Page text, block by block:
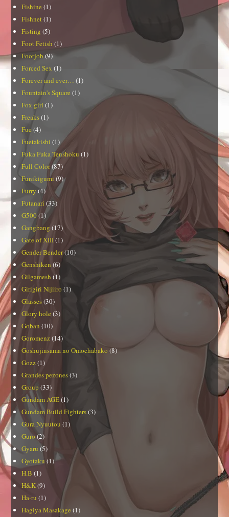
Fishine (1)
Fishnet(1)
Fisting (5)
Foot Fetish (1)
Footjob(9)
Forced Sex (1)
Forever and ever… (1)
Fountain's Square (1)
Fox girl (1)
Freaks(1)
Fue(4)
Fuetakishi (1)
Fuka Fuka Tenshoku (1)
Full Color(87)
Funikigumi (9)
Furry (4)
Futanari (33)
G500 (1)
Gangbang(17)
Gate of XIII(1)
Gender Bender(10)
Genshiken (6)
Gilgamesh (1)
Girigiri Nijiiro (1)
Glasses(30)
Glory hole (3)
Goban (10)
Goromenz(14)
Goshujinsama no Omochabako (8)
Gozz(1)
Grandes pezones(3)
Group (33)
Gundam AGE(1)
Gundam Build Fighters(3)
Gura Nyuutou (1)
Guro (2)
Gyaru (5)
Gyotaku (1)
H.B (1)
H&K(9)
Ha-ru (1)
Hagiya Masakage (1)